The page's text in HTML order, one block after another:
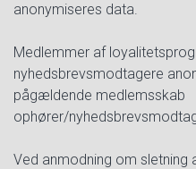
anonymiseres data.
Medlemmer af
nyhedsbrevsmodtagere
pågældende medlemsskab
ophører/
Ved anmodning om sletning